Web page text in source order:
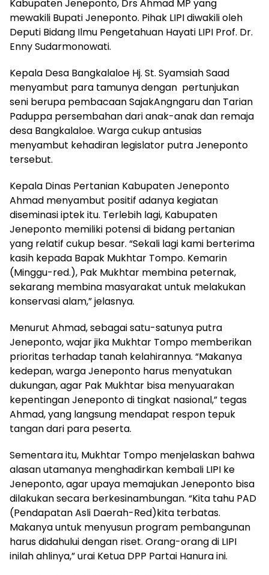
Kabupaten Jeneponto, Drs Ahmad MP yang
mewakili Bupati Jeneponto. Pihak LIPI diwakili oleh
Deputi Bidang Ilmu Pengetahuan Hayati LIPI Prof. Dr.
Enny Sudarmonowati.
Kepala Desa Bangkalaloe Hj. St. Syamsiah Saad
menyambut para tamunya dengan pertunjukan
seni berupa pembacaan SajakAngngaru dan Tarian
Paduppa persembahan dari anak-anak dan remaja
desa Bangkalaloe. Warga cukup antusias
menyambut kehadiran legislator putra Jeneponto
tersebut.
Kepala Dinas Pertanian Kabupaten Jeneponto
Ahmad menyambut positif adanya kegiatan
diseminasi iptek itu. Terlebih lagi, Kabupaten
Jeneponto memiliki potensi di bidang pertanian
yang relatif cukup besar. “Sekali lagi kami berterima
kasih kepada Bapak Mukhtar Tompo. Kemarin
(Minggu-red.), Pak Mukhtar membina peternak,
sekarang membina masyarakat untuk melakukan
konservasi alam,” jelasnya.
Menurut Ahmad, sebagai satu-satunya putra
Jeneponto, wajar jika Mukhtar Tompo memberikan
prioritas terhadap tanah kelahirannya. “Makanya
kedepan, warga Jeneponto harus menyatukan
dukungan, agar Pak Mukhtar bisa menyuarakan
kepentingan Jeneponto di tingkat nasional,” tegas
Ahmad, yang langsung mendapat respon tepuk
tangan dari para peserta.
Sementara itu, Mukhtar Tompo menjelaskan bahwa
alasan utamanya menghadirkan kembali LIPI ke
Jeneponto, agar upaya memajukan Jeneponto bisa
dilakukan secara berkesinambungan. “Kita tahu PAD
(Pendapatan Asli Daerah-Red)kita terbatas.
Makanya untuk menyusun program pembangunan
harus didahului dengan riset. Orang-orang di LIPI
inilah ahlinya,” urai Ketua DPP Partai Hanura ini.